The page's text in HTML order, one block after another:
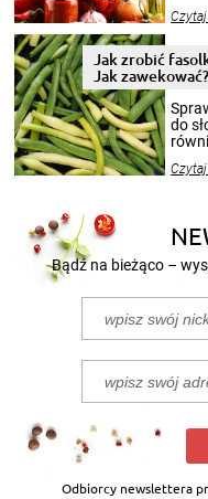
Jak zrobić
Jak zawekować?
do
Bądź na bieżąco –
Odbiorcy newslettera